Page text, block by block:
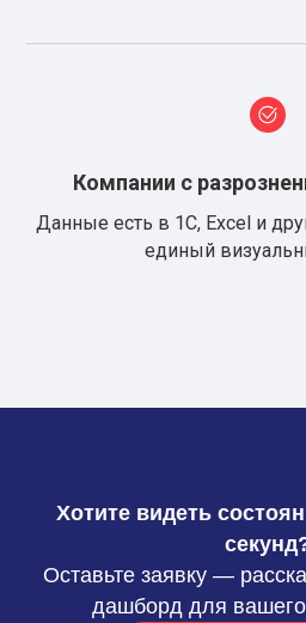
Компании с
Данные есть в 1С, Excel и
единый
Хотите видеть
Оставьте заявку —
дашборд для вашего